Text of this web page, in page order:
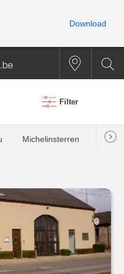
Filter
Michelinsterren
Download